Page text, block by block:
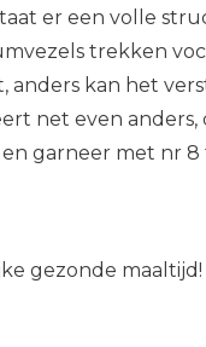
er een volle
trekken
anders kan het
net even
garneer met nr 8
gezonde maaltijd!